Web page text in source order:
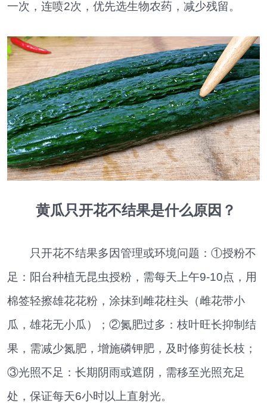
一次，连喷2次，优先选生物农药，减少残留。
黄瓜只开花不结果是什么原因？
只开花不结果多因管理或环境问题：①授粉不
足：阳台种植无昆虫授粉，需每天上午9-10点，用
棉签轻擦雄花花粉，涂抹到雌花柱头（雌花带小
瓜，雄花无小瓜）；②氮肥过多：枝叶旺长抑制结
果，需减少氮肥，增施磷钾肥，及时修剪徒长枝；
③光照不足：长期阴雨或遮阴，需移至光照充足
处，保证每天6小时以上直射光。